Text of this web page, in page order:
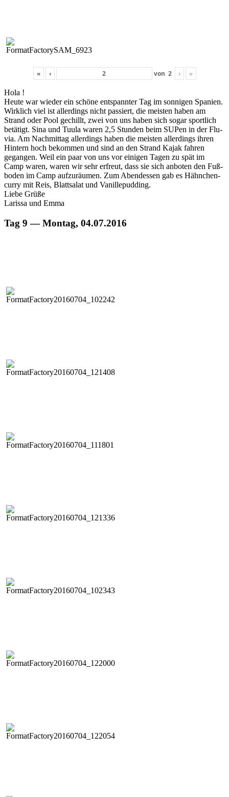
« ‹ von 2 › »
Hola !
Heute war wieder ein schöne entspan­nter Tag im son­ni­gen Spanien.
Wirk­lich viel ist allerd­ings nicht passiert, die meis­ten haben am
Strand oder Pool gechillt, zwei von uns haben sich sog­ar sportlich
betätigt. Sina und Tuu­la waren 2,5 Stun­den beim SUPen in der Flu­
via. Am Nach­mit­tag allerd­ings haben die meis­ten allerd­ings ihren
Hin­tern hoch bekom­men und sind an den Strand Kajak fahren
gegan­gen. Weil ein paar von uns vor eini­gen Tagen zu spät im
Camp waren, waren wir sehr erfreut, dass sie sich anboten den Fuß­
bo­den im Camp aufzuräu­men. Zum Aben­dessen gab es Häh­nchen­
cur­ry mit Reis, Blattsalat und Vanillepudding.
Liebe Grüße
Laris­sa und Emma
Tag 9 — Montag, 04.07.2016